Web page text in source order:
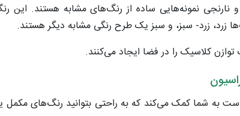
و نارنجی نمونه‌هایی ساده از رنگ‌های مشابه هستند. این
زرد، زرد- سبز، و سبز یک طرح رنگی مشابه دیگر هستند.
کلاسیک را در فضا ایجاد می‌کنند.
به شما کمک می‌کند که به راحتی بتوانید رنگ‌های مکمل